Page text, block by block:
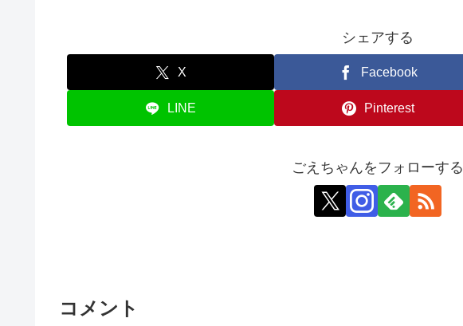
シェアする
X Facebook
LINE Pinterest
ごえちゃんをフォローする
コメント